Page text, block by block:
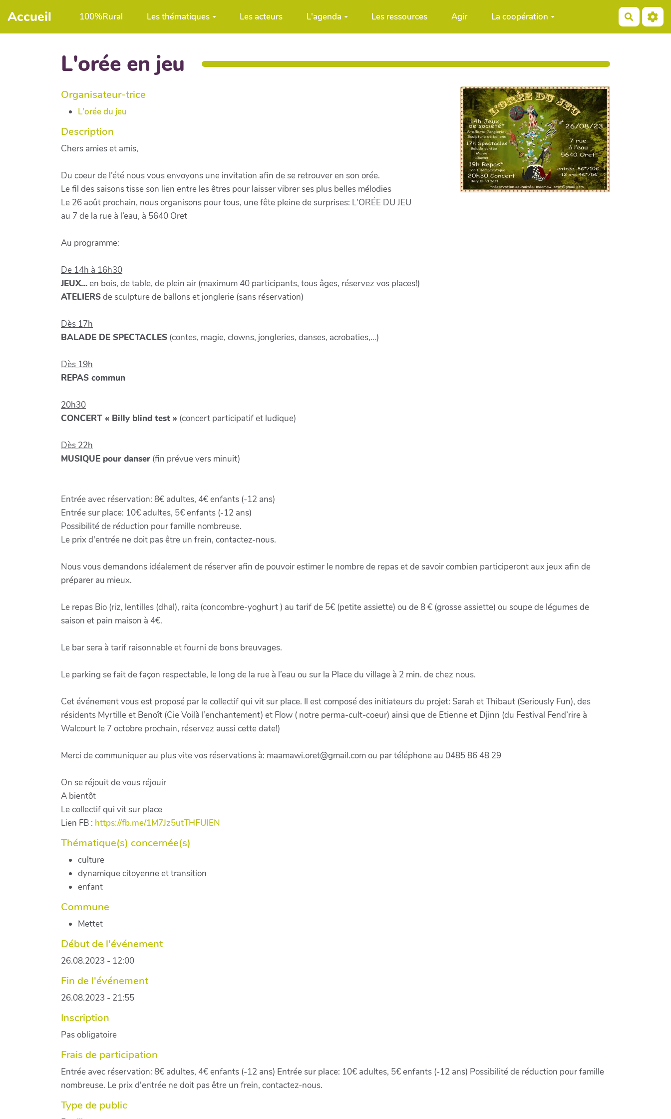
Aller au contenu principal
Accueil 100%Rural Les thématiques Les acteurs L'agenda Les ressources Agir La coopération
L'orée en jeu
Organisateur-trice
L'orée du jeu
Description
Chers amies et amis,
Du coeur de l’été nous vous envoyons une invitation afin de se retrouver en son orée.
Le fil des saisons tisse son lien entre les êtres pour laisser vibrer ses plus belles mélodies
Le 26 août prochain, nous organisons pour tous, une fête pleine de surprises: L'ORÉE DU JEU
au 7 de la rue à l’eau, à 5640 Oret
Au programme:
De 14h à 16h30
JEUX…en bois, de table, de plein air (maximum 40 participants, tous âges, réservez vos places!)
ATELIERSde sculpture de ballons et jonglerie (sans réservation)
Dès 17h
BALADE DE SPECTACLES (contes, magie, clowns, jongleries, danses, acrobaties,…)
Dès 19h
REPAS commun
20h30
CONCERT « Billy blind test » (concert participatif et ludique)
Dès 22h
MUSIQUE pour danser (fin prévue vers minuit)
Entrée avec réservation: 8€ adultes, 4€ enfants (-12 ans)
Entrée sur place: 10€ adultes, 5€ enfants (-12 ans)
Possibilité de réduction pour famille nombreuse.
Le prix d'entrée ne doit pas être un frein, contactez-nous.
Nous vous demandons idéalement de réserver afin de pouvoir estimer le nombre de repas et de savoir combien participeront aux jeux afin de
préparer au mieux.
Le repas Bio (riz, lentilles (dhal), raita (concombre-yoghurt ) au tarif de 5€ (petite assiette) ou de 8 € (grosse assiette) ou soupe de légumes de
saison et pain maison à 4€.
Le bar sera à tarif raisonnable et fourni de bons breuvages.
Le parking se fait de façon respectable, le long de la rue à l’eau ou sur la Place du village à 2 min. de chez nous.
Cet événement vous est proposé par le collectif qui vit sur place. Il est composé des initiateurs du projet: Sarah et Thibaut (Seriously Fun), des
résidents Myrtille et Benoît (Cie Voilà l’enchantement) et Flow ( notre perma-cult-coeur) ainsi que de Etienne et Djinn (du Festival Fend’rire à
Walcourt le 7 octobre prochain, réservez aussi cette date!)
Merci de communiquer au plus vite vos réservations à: maamawi.oret@gmail.com ou par téléphone au 0485 86 48 29
On se réjouit de vous réjouir
A bientôt
Le collectif qui vit sur place
Lien FB : https://fb.me/1M7Jz5utTHFUIEN
Thématique(s) concernée(s)
culture
dynamique citoyenne et transition
enfant
Commune
Mettet
Début de l'événement
26.08.2023 - 12:00
Fin de l'événement
26.08.2023 - 21:55
Inscription
Pas obligatoire
Frais de participation
Entrée avec réservation: 8€ adultes, 4€ enfants (-12 ans) Entrée sur place: 10€ adultes, 5€ enfants (-12 ans) Possibilité de réduction pour famille
nombreuse. Le prix d'entrée ne doit pas être un frein, contactez-nous.
Type de public